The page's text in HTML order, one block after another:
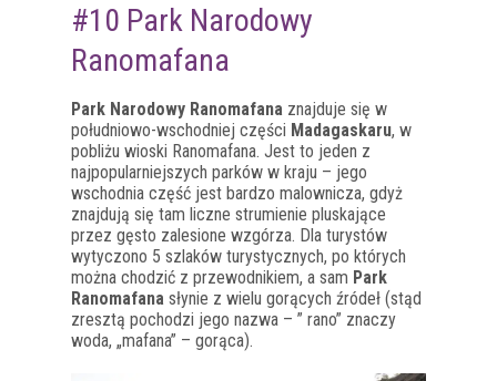
#10 Park Narodowy
Ranomafana
Park Narodowy Ranomafana znajduje się w
południowo-wschodniej części Madagaskaru, w
pobliżu wioski Ranomafana. Jest to jeden z
najpopularniejszych parków w kraju – jego
wschodnia część jest bardzo malownicza, gdyż
znajdują się tam liczne strumienie pluskające
przez gęsto zalesione wzgórza. Dla turystów
wytyczono 5 szlaków turystycznych, po których
można chodzić z przewodnikiem, a sam Park
Ranomafana słynie z wielu gorących źródeł (stąd
zresztą pochodzi jego nazwa – ” rano” znaczy
woda, „mafana” – gorąca).